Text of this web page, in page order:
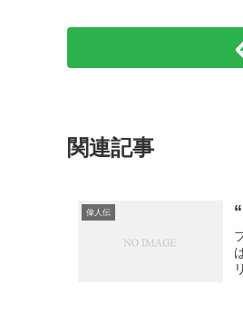
関連記事
偉人伝